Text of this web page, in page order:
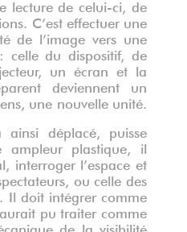
lecture de celui-ci, de
C’est effectuer une
de l’image vers une
celle du dispositif, de
un écran et la
deviennent un
une nouvelle unité.
ainsi déplacé, puisse
ampleur plastique, il
interroger l’espace et
ou celle des
Il doit intégrer comme
pu traiter comme
de la visibilité